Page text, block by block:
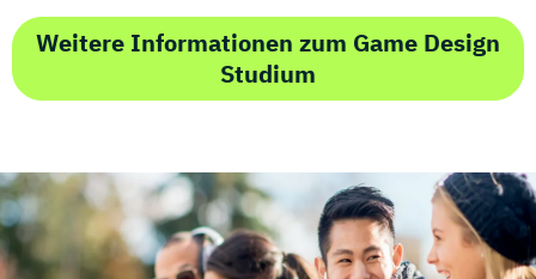
Weitere Informationen zum Game Design
Studium